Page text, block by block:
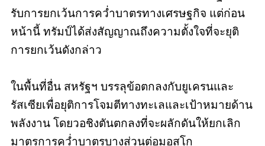
รับการยกเว้นการคว่ำบาตรทางเศรษฐกิจ แต่ก่อน
หน้านี้ ทรัมป์ได้ส่งสัญญาณถึงความตั้งใจที่จะยุติ
การยกเว้นดังกล่าว
ในพื้นที่อื่น สหรัฐฯ บรรลุข้อตกลงกับยูเครนและ
รัสเซียเพื่อยุติการโจมตีทางทะเลและเป้าหมายด้าน
พลังงาน โดยวอชิงตันตกลงที่จะผลักดันให้ยกเลิก
มาตรการคว่ำบาตรบางส่วนต่อมอสโก